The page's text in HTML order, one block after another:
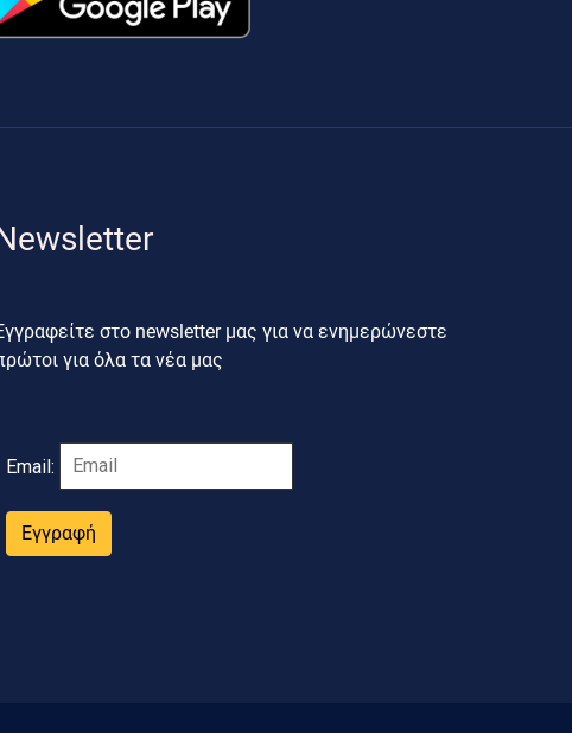
στο newsletter μας για να ενημερώνεστε
για όλα τα νέα μας
Email:
Εγγραφή